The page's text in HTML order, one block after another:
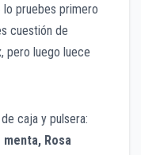
pruebes primero
cuestión de
pero luego luece
caja y pulsera:
Rosa